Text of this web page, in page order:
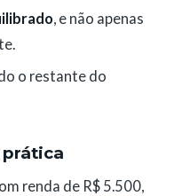
, e não apenas
o restante do
prática
renda de R$ 5.500,